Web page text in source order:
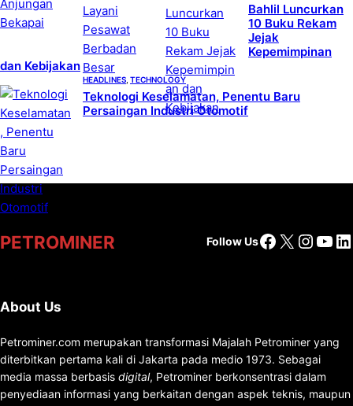
Bahlil Luncurkan
10 Buku Rekam
Jejak
Kepemimpinan
dan Kebijakan
HEADLINES TECHNOLOGY
Teknologi Keselamatan, Penentu Baru
Persaingan Industri Otomotif
PETROMINER Follow UsFacebook
X
About Us
Petrominer.com merupakan transformasi Majalah Petrominer yang
diterbitkan pertama kali di Jakarta pada medio 1973. Sebagai
media massa berbasis digital, Petrominer berkonsentrasi dalam
penyediaan informasi yang berkaitan dengan aspek teknis, maupun